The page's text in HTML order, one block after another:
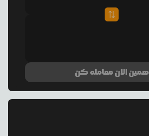
همین الان معامله کن